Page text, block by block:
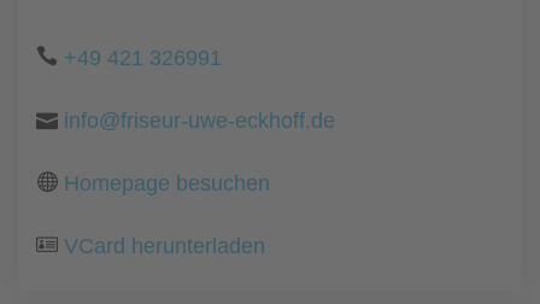
+49 421 326991
info@friseur-uwe-eckhoff.de
Homepage besuchen
VCard herunterladen